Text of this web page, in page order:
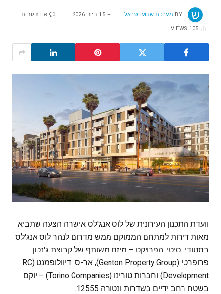
BY מערכת שבוע ישראלי 15 ביוני 2026 אין תגובות
105
VIEWS
וועדת התכנון העירונית של לוס אנג'לס אישרה הצעה שתביא
מאות דירות למתחם הממוקם ממש מדרום לנהר לוס אנג'לס
בסטודיו סיטי. הפרויקט – מיזם משותף של קבוצת ג'נטון
פרופרטי (Genton Property Group), אר-סי דיוולופמנט (RC
Development) וחברות טורינו (Torino Companies) – יוקם
בשטח רחב ידיים בשדרות ונטורה 12555.